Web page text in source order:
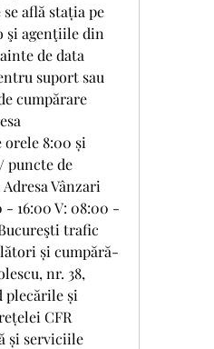
află stația pe
şi agenţiile din
de data
suport sau
cumpărare
8:00 și
puncte de
Vânzari
- 16:00 V: 08:00 -
Bucureşti trafic
și cumpără-
nr. 38,
plecările și
CFR
și serviciile